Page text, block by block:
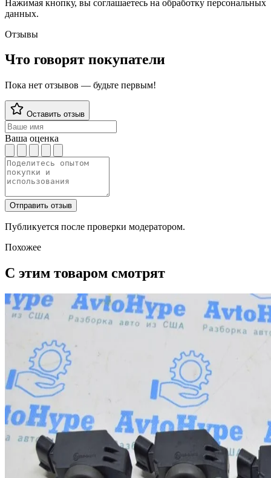
Нажимая кнопку, вы соглашаетесь на обработку персональных
данных.
Отзывы
Что говорят покупатели
Пока нет отзывов — будьте первым!
Оставить отзыв
Ваша оценка
Отправить отзыв
Публикуется после проверки модератором.
Похожее
С этим товаром смотрят